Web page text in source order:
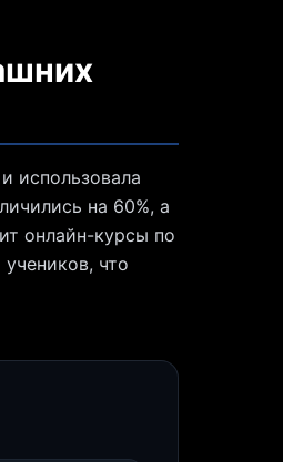
использовала
на 60%, а
онлайн-курсы по
что